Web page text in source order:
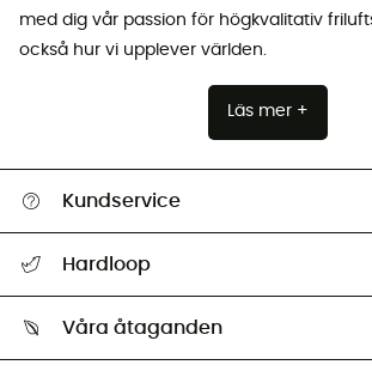
med dig vår passion för högkvalitativ
också hur vi upplever världen.
Läs mer +
Kundservice
Retur & återbetalning
Hardloop
Våra åtaganden